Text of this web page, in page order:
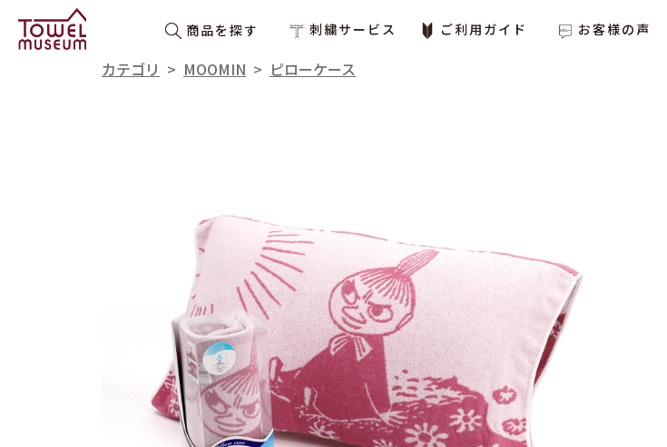
商品を探す 刺繍サービス ご利用ガイド お客様の声
カテゴリ > MOOMIN > ピローケース